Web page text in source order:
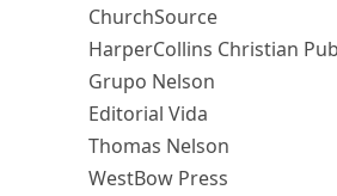
ChurchSource
HarperCollins Christian
Grupo Nelson
Editorial Vida
Thomas Nelson
WestBow Press